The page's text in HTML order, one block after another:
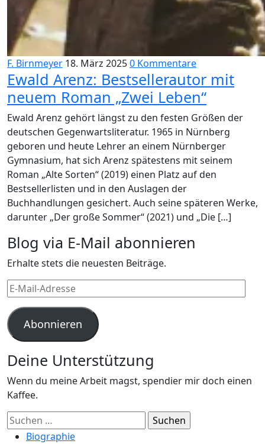
F. Birnmeyer 18. März 20250 Kommentare
Ewald Arenz: Bestsellerautor mit
neuem Roman „Zwei Leben“
Ewald Arenz gehört längst zu den festen Größen der
deutschen Gegenwartsliteratur. 1965 in Nürnberg
geboren und heute Lehrer an einem Nürnberger
Gymnasium, hat sich Arenz spätestens mit seinem
Roman „Alte Sorten“ (2019) einen Platz auf den
Bestsellerlisten und in den Auslagen der
Buchhandlungen gesichert. Auch seine späteren Werke,
darunter „Der große Sommer“ (2021) und „Die […]
Blog via E-Mail abonnieren
Erhalte stets die neuesten Beiträge.
E-
Mail-
Adresse
Abonnieren
Deine Unterstützung
Wenn du meine Arbeit magst, spendier mir doch einen
Kaffee.
Suchen
nach:Biographie